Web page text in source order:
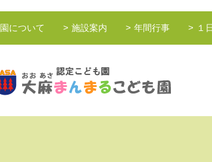
園について 施設案内 年間行事 １